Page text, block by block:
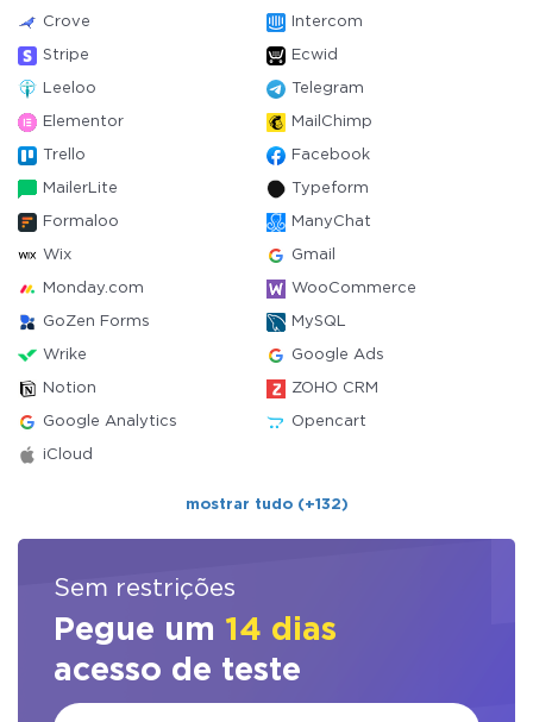
Crove Intercom
Stripe Ecwid
Leeloo Telegram
Elementor MailChimp
Trello Facebook
MailerLite Typeform
Formaloo ManyChat
Wix Gmail
Monday.com WooCommerce
GoZen Forms MySQL
Wrike Google Ads
Notion ZOHO CRM
Google Analytics Opencart
iCloud
mostrar tudo (+132)
Sem restrições
Pegue um 14 dias
acesso de teste